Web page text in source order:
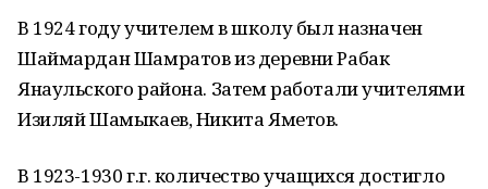
В 1924 году учителем в школу был назначен
Шаймардан Шамратов из деревни Рабак
Янаульского района. Затем работали учителями
Изиляй Шамыкаев, Никита Яметов.
В 1923-1930 г.г. количество учащихся достигло